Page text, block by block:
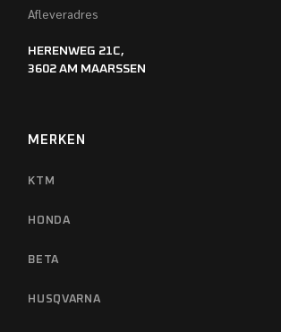
Afleveradres
HERENWEG 21C,
3602 AM MAARSSEN
MERKEN
KTM
HONDA
BETA
HUSQVARNA